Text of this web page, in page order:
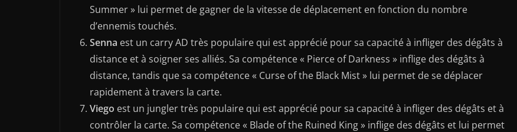
Summer » lui permet de gagner de la vitesse de déplacement en fonction du nombre
d’ennemis touchés.
Senna est un carry AD très populaire qui est apprécié pour sa capacité à infliger des dégâts à
distance et à soigner ses alliés. Sa compétence « Pierce of Darkness » inflige des dégâts à
distance, tandis que sa compétence « Curse of the Black Mist » lui permet de se déplacer
rapidement à travers la carte.
Viego est un jungler très populaire qui est apprécié pour sa capacité à infliger des dégâts et à
contrôler la carte. Sa compétence « Blade of the Ruined King » inflige des dégâts et lui permet